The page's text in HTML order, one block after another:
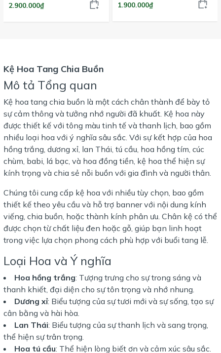
2.900.000₫
1.900.000₫
Kệ Hoa Tang Chia Buồn
Mô tả Tổng quan
Kệ hoa tang chia buồn là một cách chân thành để bày tỏ
sự cảm thông và tưởng nhớ người đã khuất. Kệ hoa này
được thiết kế với tông màu tinh tế và thanh lịch, bao gồm
nhiều loại hoa với ý nghĩa sâu sắc. Với sự kết hợp của hoa
hồng trắng, dương xỉ, lan Thái, tú cầu, hoa hồng tím, cúc
chùm, babi, lá bạc, và hoa đồng tiền, kệ hoa thể hiện sự
kính trọng và chia sẻ nỗi buồn với gia đình và người thân.
Chúng tôi cung cấp kệ hoa với nhiều tùy chọn, bao gồm
thiết kế theo yêu cầu và hỗ trợ banner với nội dung kính
viếng, chia buồn, hoặc thành kính phân ưu. Chân kệ có thể
được chọn từ chất liệu đen hoặc gỗ, giúp bạn linh hoạt
trong việc lựa chọn phong cách phù hợp với buổi tang lễ.
Loại Hoa và Ý nghĩa
Hoa hồng trắng: Tượng trưng cho sự trong sáng và
thanh khiết, đại diện cho sự tôn trọng và nhớ nhung.
Dương xỉ: Biểu tượng của sự tươi mới và sự sống, tạo sự
cân bằng và hài hòa.
Lan Thái: Biểu tượng của sự thanh lịch và sang trọng,
thể hiện sự trân trọng.
Hoa tú cầu: Thể hiện lòng biết ơn và cảm xúc sâu sắc.